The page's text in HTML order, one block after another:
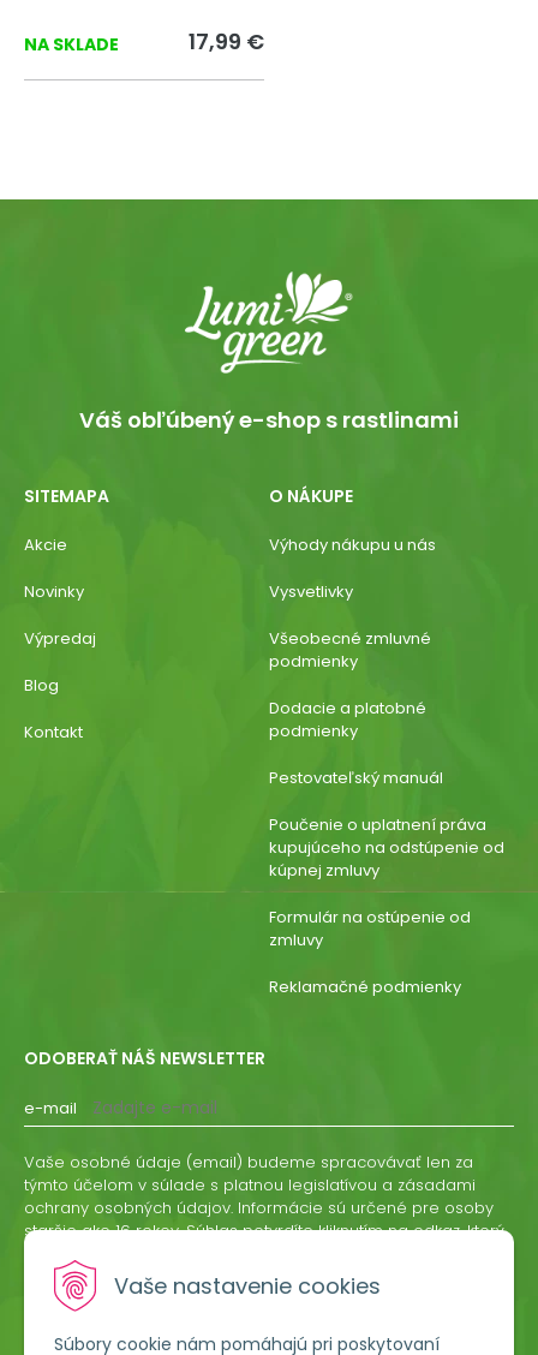
Vaše nastavenie cookies
Súbory cookie nám pomáhajú pri poskytovaní
NA SKLADE 17,99 €
Váš obľúbený e-shop s rastlinami
SITEMAPA
Akcie
Novinky
Výpredaj
Blog
Kontakt
O NÁKUPE
Výhody nákupu u nás
Vysvetlivky
Všeobecné zmluvné
podmienky
Dodacie a platobné
podmienky
Pestovateľský manuál
Poučenie o uplatnení práva
kupujúceho na odstúpenie od
kúpnej zmluvy
Formulár na ostúpenie od
zmluvy
Reklamačné podmienky
ODOBERAŤ NÁŠ NEWSLETTER
e-mail
Vaše osobné údaje (email) budeme spracovávať len za
týmto účelom v súlade s platnou legislatívou a zásadami
ochrany osobných údajov. Informácie sú určené pre osoby
staršie ako 16 rokov. Súhlas potvrdíte kliknutím na odkaz, ktorý
odvolať písomne, emailom alebo kliknutím na odkaz z
ktoréhokoľvek informačného emailu.